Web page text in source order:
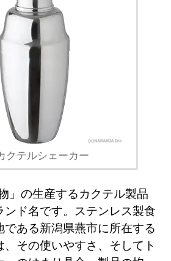
クテルシェーカー
」の生産するカクテル製品
ンド名です。ステンレス製食
ある新潟県燕市に所在する
その使いやすさ、そしてト